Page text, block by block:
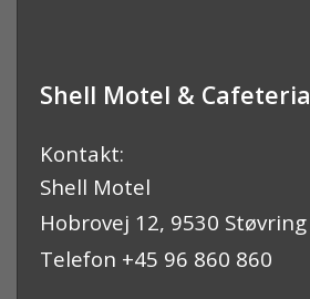
Shell Motel & Cafeteria
Kontakt:
Shell Motel
Hobrovej 12, 9530 Støvring
Telefon +45 96 860 860